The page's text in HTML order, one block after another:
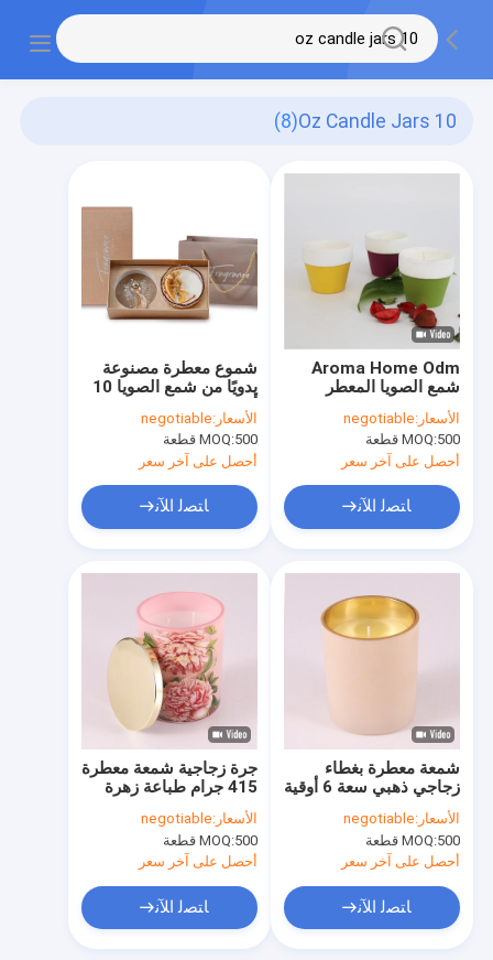
10 Oz Candle Jars
(8)
شموع معطرة مصنوعة
يدويًا من شمع الصويا 10
أونصة برطمانات شموع
مع زخرفة زهرة جافة
الأسعار:negotiable
MOQ:500 قطعة
أحصل على آخر سعر
ﺎﺘﺼﻟ ﺍﻶﻧ
Aroma Home Odm
شمع الصويا المعطر
السيراميك برطمانات
شمعة 2 أونصة
الأسعار:negotiable
MOQ:500 قطعة
أحصل على آخر سعر
ﺎﺘﺼﻟ ﺍﻶﻧ
جرة زجاجية شمعة معطرة
415 جرام طباعة زهرة
وردية بغطاء معدني
الأسعار:negotiable
MOQ:500 قطعة
أحصل على آخر سعر
ﺎﺘﺼﻟ ﺍﻶﻧ
شمعة معطرة بغطاء
زجاجي ذهبي سعة 6 أوقية
40 جم
الأسعار:negotiable
MOQ:500 قطعة
أحصل على آخر سعر
ﺎﺘﺼﻟ ﺍﻶﻧ